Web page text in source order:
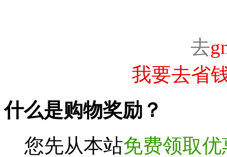
去
我要去省
什么是购物奖励？
您先从本站免费领取优